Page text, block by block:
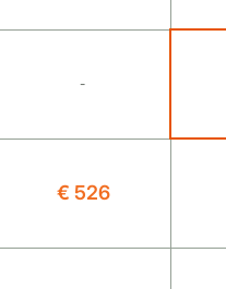
-
€ 526